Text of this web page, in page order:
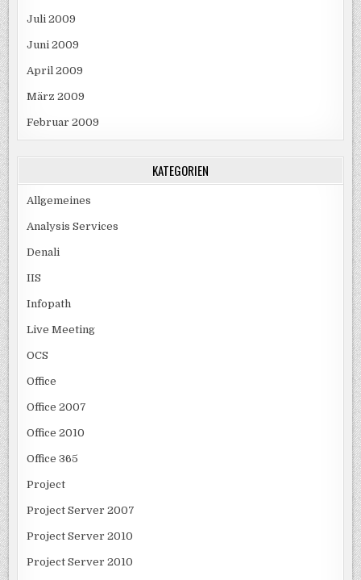
Juli 2009
Juni 2009
April 2009
März 2009
Februar 2009
KATEGORIEN
Allgemeines
Analysis Services
Denali
IIS
Infopath
Live Meeting
OCS
Office
Office 2007
Office 2010
Office 365
Project
Project Server 2007
Project Server 2010
Project Server 2010